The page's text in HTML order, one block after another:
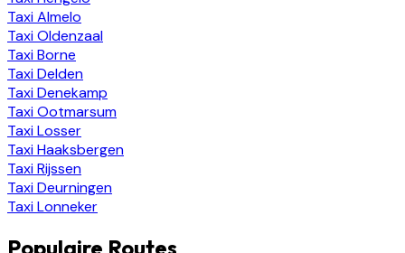
TaxiAlmelo
TaxiOldenzaal
TaxiBorne
TaxiDelden
TaxiDenekamp
TaxiOotmarsum
TaxiLosser
TaxiHaaksbergen
TaxiRijssen
TaxiDeurningen
TaxiLonneker
Populaire Routes